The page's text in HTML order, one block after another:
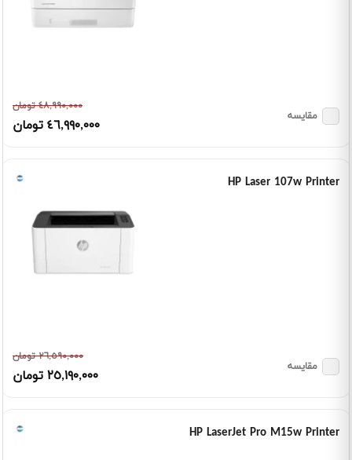
٤٨,٩٩٠,٠٠٠ تومان
٤٦,٩٩٠,٠٠٠ تومان
مقایسه
HP Laser 107w Printer
٢٦,٥٩٠,٠٠٠ تومان
٢٥,١٩٠,٠٠٠ تومان
مقایسه
HP LaserJet Pro M15w Printer